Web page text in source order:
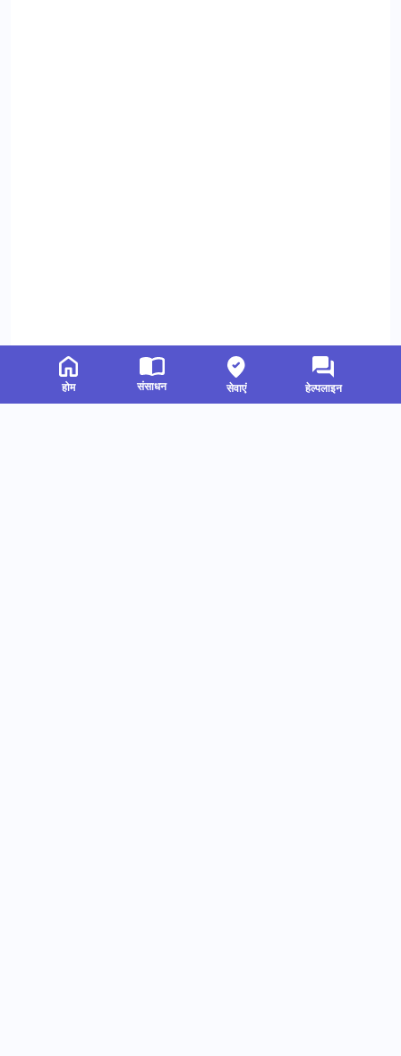
होम संसाधन सेवाएं हेल्पलाइन